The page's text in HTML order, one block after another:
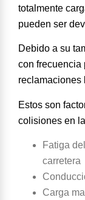
totalmente
pueden ser
Debido a su
con frecuencia
reclamaciones
Estos son
colisiones en
Fatiga
carretera
Carga